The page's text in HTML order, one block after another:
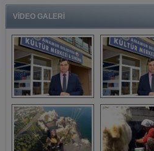
Bünyesinde Bahar Şöleni
VİDEO GALERİ
Başkan Türe'den
sansür açıklaması
Mahsun
filmine
Mehmet
sansür!